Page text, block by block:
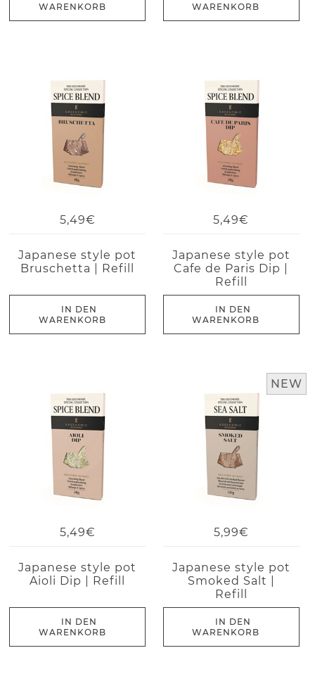
WARENKORB
WARENKORB
5,49€
Japanese style pot
Bruschetta | Refill
IN DEN
WARENKORB
5,49€
Japanese style pot
Cafe de Paris Dip |
Refill
IN DEN
WARENKORB
5,49€
Japanese style pot
Aioli Dip | Refill
IN DEN
WARENKORB
NEW
5,99€
Japanese style pot
Smoked Salt |
Refill
IN DEN
WARENKORB